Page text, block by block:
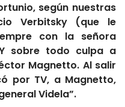
según nuestras
Verbitsky (que le
con la señora
sobre todo culpa a
Magnetto. Al salir
por TV, a Magnetto,
Videla”.